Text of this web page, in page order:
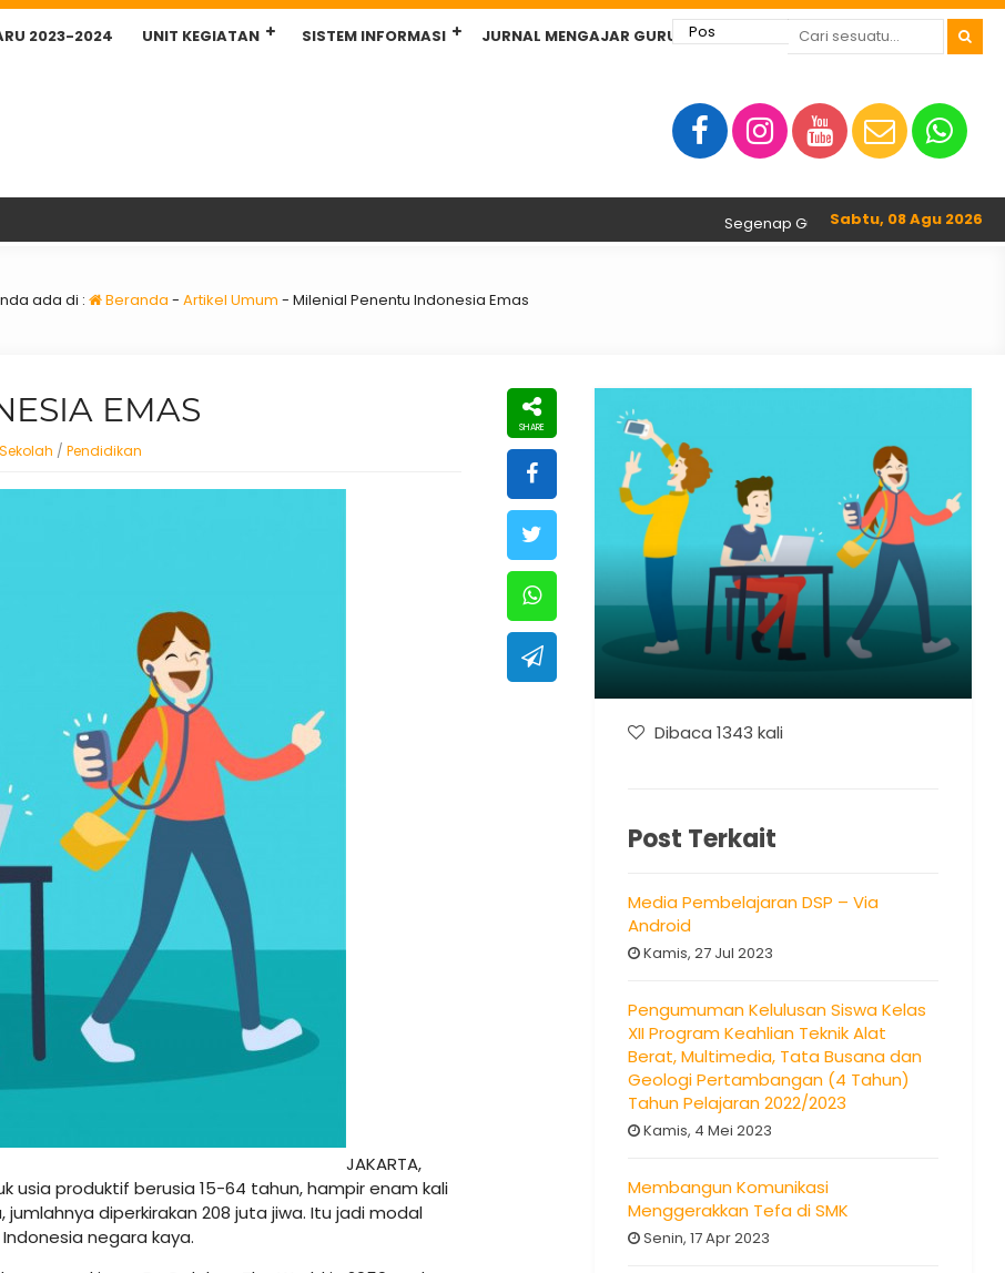
2023-2024 UNIT KEGIATAN SISTEM INFORMASI JURNAL MENGAJAR GURU
Sabtu, 08 Agu 2026
Segenap Guru dan Tenaga Kependidikan
ada di : Beranda - Artikel Umum - Milenial Penentu Indonesia Emas
EMAS
/ Pendidikan
JAKARTA,
usia produktif berusia 15-64 tahun, hampir enam kali
diperkirakan 208 juta jiwa. Itu jadi modal
negara kaya.
Dibaca 1343 kali
Post Terkait
Media Pembelajaran DSP – Via
Android
Kamis, 27 Jul 2023
Pengumuman Kelulusan Siswa Kelas
XII Program Keahlian Teknik Alat
Berat, Multimedia, Tata Busana dan
Geologi Pertambangan (4 Tahun)
Tahun Pelajaran 2022/2023
Kamis, 4 Mei 2023
Membangun Komunikasi
Menggerakkan Tefa di SMK
Senin, 17 Apr 2023